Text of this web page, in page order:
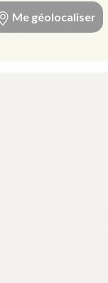
Me géolocaliser